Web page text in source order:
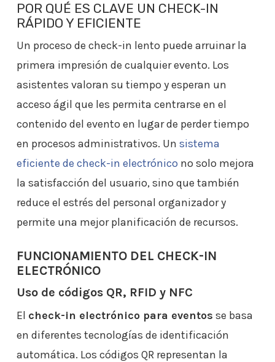
POR QUÉ ES CLAVE UN CHECK-IN
RÁPIDO Y EFICIENTE
Un proceso de check-in lento puede arruinar la
primera impresión de cualquier evento. Los
asistentes valoran su tiempo y esperan un
acceso ágil que les permita centrarse en el
contenido del evento en lugar de perder tiempo
en procesos administrativos. Un sistema
eficiente de check-in electrónico no solo mejora
la satisfacción del usuario, sino que también
reduce el estrés del personal organizador y
permite una mejor planificación de recursos.
FUNCIONAMIENTO DEL CHECK-IN
ELECTRÓNICO
Uso de códigos QR, RFID y NFC
El check-in electrónico para eventos se basa
en diferentes tecnologías de identificación
automática. Los códigos QR representan la